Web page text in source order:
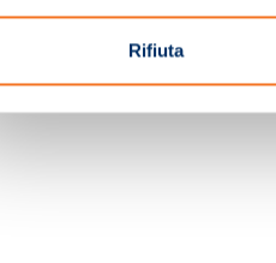
Rifiuta